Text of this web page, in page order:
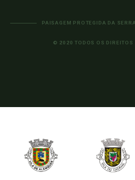
PAISAGEM PROTEGIDA DA
© 2020 TODOS OS DIREITOS